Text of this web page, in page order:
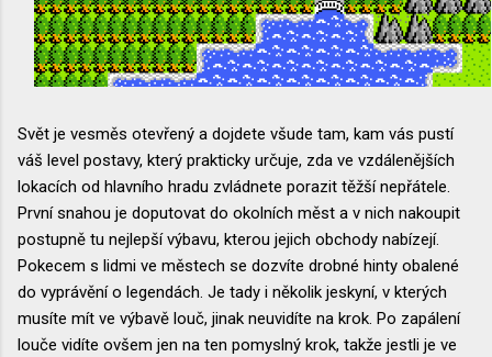
Svět je vesměs otevřený a dojdete všude tam, kam vás pustí
váš level postavy, který prakticky určuje, zda ve vzdálenějších
lokacích od hlavního hradu zvládnete porazit těžší nepřátele.
První snahou je doputovat do okolních měst a v nich nakoupit
postupně tu nejlepší výbavu, kterou jejich obchody nabízejí.
Pokecem s lidmi ve městech se dozvíte drobné hinty obalené
do vyprávění o legendách. Je tady i několik jeskyní, v kterých
musíte mít ve výbavě louč, jinak neuvidíte na krok. Po zapálení
louče vidíte ovšem jen na ten pomyslný krok, takže jestli je ve